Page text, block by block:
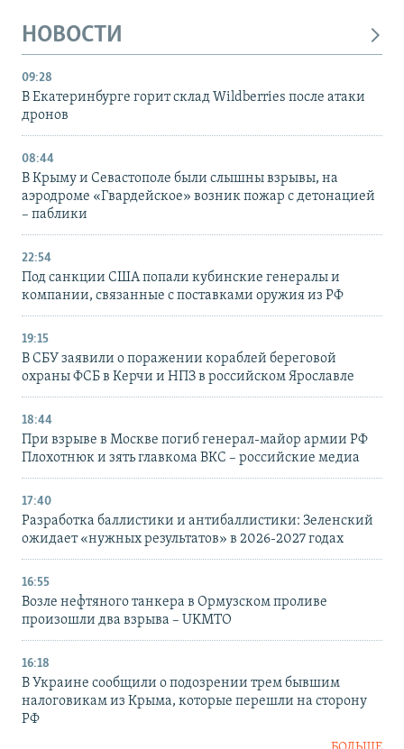
НОВОСТИ
09:28
В Екатеринбурге горит склад Wildberries после атаки
дронов
08:44
В Крыму и Севастополе были слышны взрывы, на
аэродроме «Гвардейское» возник пожар с детонацией
– паблики
22:54
Под санкции США попали кубинские генералы и
компании, связанные с поставками оружия из РФ
19:15
В СБУ заявили о поражении кораблей береговой
охраны ФСБ в Керчи и НПЗ в российском Ярославле
18:44
При взрыве в Москве погиб генерал-майор армии РФ
Плохотнюк и зять главкома ВКС – российские медиа
17:40
Разработка баллистики и антибаллистики: Зеленский
ожидает «нужных результатов» в 2026-2027 годах
16:55
Возле нефтяного танкера в Ормузском проливе
произошли два взрыва – UKMTO
16:18
В Украине сообщили о подозрении трем бывшим
налоговикам из Крыма, которые перешли на сторону
РФ